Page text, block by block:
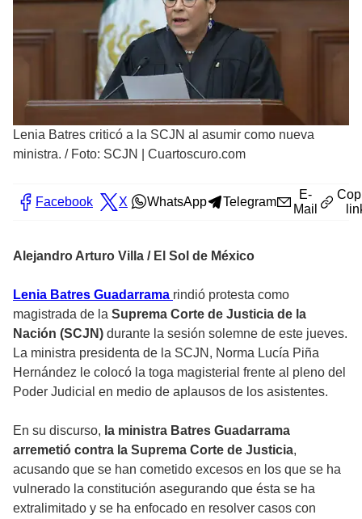
Lenia Batres criticó a la SCJN al asumir como nueva
ministra. / Foto: SCJN | Cuartoscuro.com
Facebook X WhatsApp Telegram
E-
Mail
Alejandro Arturo Villa / El Sol de México
Lenia Batres Guadarrama rindió protesta como
magistrada de la Suprema Corte de Justicia de la
Nación (SCJN) durante la sesión solemne de este jueves.
La ministra presidenta de la SCJN, Norma Lucía Piña
Hernández le colocó la toga magisterial frente al pleno del
Poder Judicial en medio de aplausos de los asistentes.
En su discurso, la ministra Batres Guadarrama
arremetió contra la Suprema Corte de Justicia,
acusando que se han cometido excesos en los que se ha
vulnerado la constitución asegurando que ésta se ha
extralimitado y se ha enfocado en resolver casos con